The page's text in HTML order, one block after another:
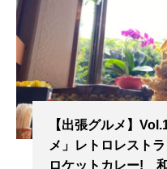
【出張グルメ】
メ」レトロレスト
ロケットカレー!